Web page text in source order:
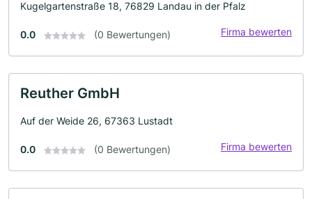
Kugelgartenstraße 18, 76829 Landau in der Pfalz
0.0 (0 Bewertungen) Firma bewerten
Reuther GmbH
Auf der Weide 26, 67363 Lustadt
0.0 (0 Bewertungen) Firma bewerten